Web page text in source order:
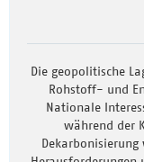
Die geopolitische
Rohstoff- und
Nationale
während der